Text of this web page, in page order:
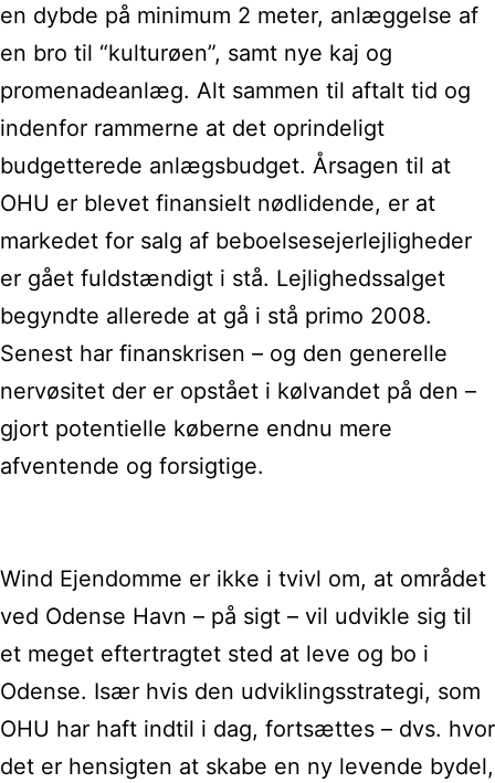
en dybde på minimum 2 meter, anlæggelse af
en bro til “kulturøen”, samt nye kaj og
promenadeanlæg. Alt sammen til aftalt tid og
indenfor rammerne at det oprindeligt
budgetterede anlægsbudget. Årsagen til at
OHU er blevet finansielt nødlidende, er at
markedet for salg af beboelsesejerlejligheder
er gået fuldstændigt i stå. Lejlighedssalget
begyndte allerede at gå i stå primo 2008.
Senest har finanskrisen – og den generelle
nervøsitet der er opstået i kølvandet på den –
gjort potentielle køberne endnu mere
afventende og forsigtige.
Wind Ejendomme er ikke i tvivl om, at området
ved Odense Havn – på sigt – vil udvikle sig til
et meget eftertragtet sted at leve og bo i
Odense. Især hvis den udviklingsstrategi, som
OHU har haft indtil i dag, fortsættes – dvs. hvor
det er hensigten at skabe en ny levende bydel,